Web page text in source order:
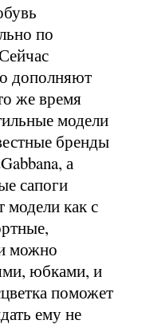
по
дополняют
же время
модели
бренды
а
сапоги
как с
можно
юбками, и
поможет
ему не